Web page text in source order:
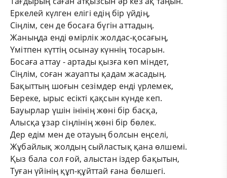
Еркелей күлген елігі едің бір үйдің,
Сіңлім, сен де босаға бүгін аттадың.
Жаныңда енді өмірлік жолдас-қосағың,
Үмітпен күттің осынау күннің тосарын.
Босаға аттау -артады қызға көп міндет,
Сіңлім, соған жауапты қадам жасадың.
Бақыттың шоғын сезімдер енді үрлемек,
Береке, ырыс есікті қақсын күнде кеп.
Бауырлар үшін інінің жөні бір басқа,
Алысқа ұзар сіңлінің жөні бір бөлек.
Дер едім мен де отауың болсын еңселі,
Жұбайлық жолдың сыйластық қана өлшемі.
Қыз бала сол ғой, алыстан іздер бақытын,
Туған үйінің құп-құйттай ғана бөлшегі.